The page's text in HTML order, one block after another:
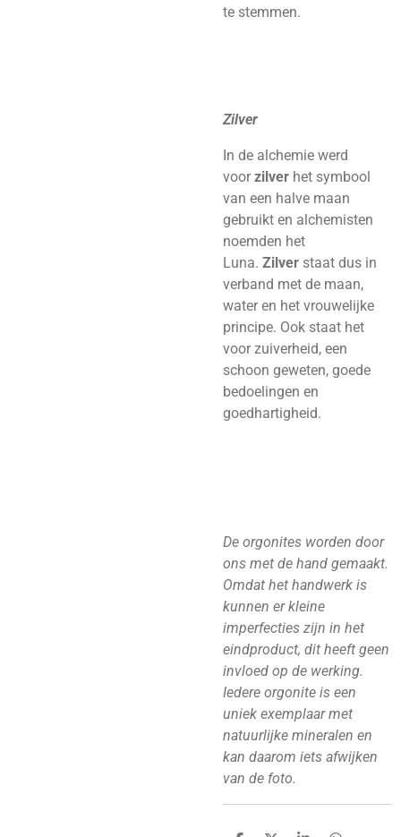
te stemmen.
Zilver
In de alchemie werd
voorzilver het symbool
van een halve maan
gebruikt en alchemisten
noemden het
Luna. Zilver staat dus in
verband met de maan,
water en het vrouwelijke
principe. Ook staat het
voor zuiverheid, een
schoon geweten, goede
bedoelingen en
goedhartigheid.
De orgonites worden door
ons met de hand gemaakt.
Omdat het handwerk is
kunnen er kleine
imperfecties zijn in het
eindproduct, dit heeft geen
invloed op de werking.
Iedere orgonite is een
uniek exemplaar met
natuurlijke mineralen en
kan daarom iets afwijken
van de foto.